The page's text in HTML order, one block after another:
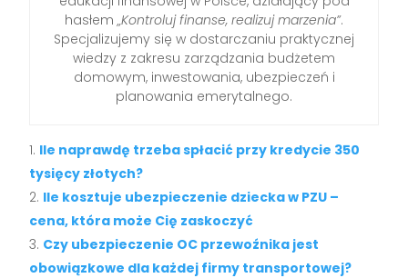
hasłem „Kontroluj finanse, realizuj marzenia”.
Specjalizujemy się w dostarczaniu praktycznej
wiedzy z zakresu zarządzania budżetem
domowym, inwestowania, ubezpieczeń i
planowania emerytalnego.
Ile naprawdę trzeba spłacić przy kredycie 350
tysięcy złotych?
Ile kosztuje ubezpieczenie dziecka w PZU –
cena, która może Cię zaskoczyć
Czy ubezpieczenie OC przewoźnika jest
obowiązkowe dla każdej firmy transportowej?